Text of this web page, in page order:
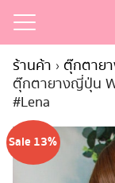
Skip
content
ก
for:
ร้านค้า › ตุ๊กตาย
ตุ๊กตายางญี่ปุ่น
#Lena
Sale 13%